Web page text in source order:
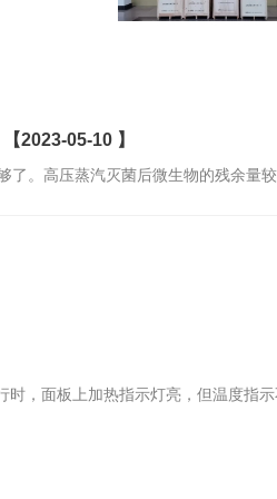
2023-05-10 】
。高压蒸汽灭菌后微生物的残余量
，面板上加热指示灯亮，但温度指